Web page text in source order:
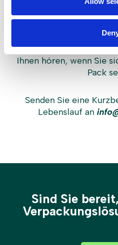
Auch eine
Hochschulabsolvent
Ihnen hören, wenn Sie
Pack
Senden Sie eine
Lebenslauf an
Sind Sie